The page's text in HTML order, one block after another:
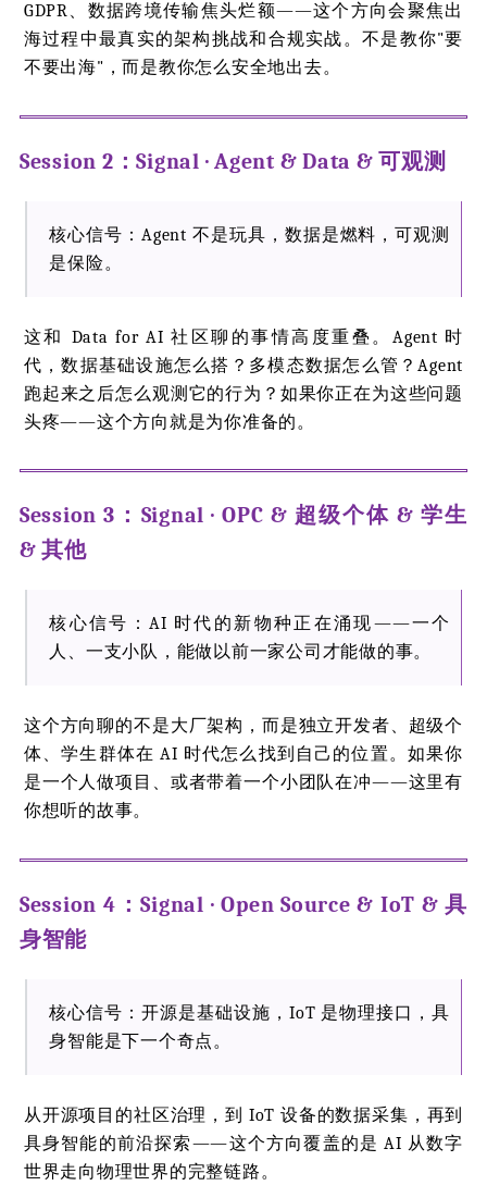
GDPR、数据跨境传输焦头烂额——这个方向会聚焦出
海过程中最真实的架构挑战和合规实战。不是教你"要
不要出海"，而是教你怎么安全地出去。
Session 2：Signal · Agent & Data & 可观测
核心信号：Agent 不是玩具，数据是燃料，可观测
是保险。
这和 Data for AI 社区聊的事情高度重叠。Agent 时
代，数据基础设施怎么搭？多模态数据怎么管？Agent
跑起来之后怎么观测它的行为？如果你正在为这些问题
头疼——这个方向就是为你准备的。
Session 3：Signal · OPC & 超级个体 & 学生
& 其他
核心信号：AI 时代的新物种正在涌现——一个
人、一支小队，能做以前一家公司才能做的事。
这个方向聊的不是大厂架构，而是独立开发者、超级个
体、学生群体在 AI 时代怎么找到自己的位置。如果你
是一个人做项目、或者带着一个小团队在冲——这里有
你想听的故事。
Session 4：Signal · Open Source & IoT & 具
身智能
核心信号：开源是基础设施，IoT 是物理接口，具
身智能是下一个奇点。
从开源项目的社区治理，到 IoT 设备的数据采集，再到
具身智能的前沿探索——这个方向覆盖的是 AI 从数字
世界走向物理世界的完整链路。